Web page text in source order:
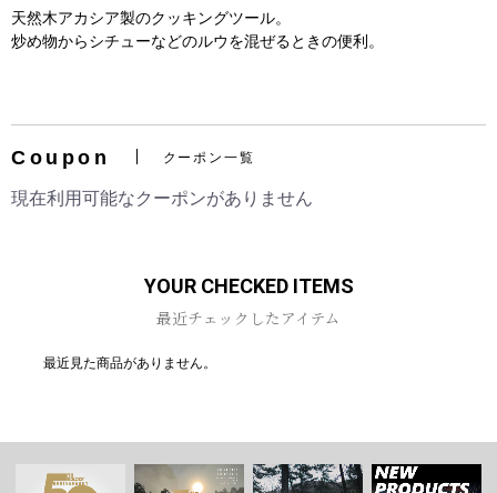
天然木アカシア製のクッキングツール。
炒め物からシチューなどのルウを混ぜるときの便利。
Coupon クーポン一覧
現在利用可能なクーポンがありません
YOUR CHECKED ITEMS
最近チェックしたアイテム
最近見た商品がありません。